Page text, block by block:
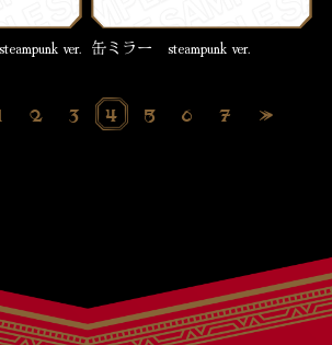
ver. 缶ミラー steampunk ver.
2 3 4 5 6 7 »